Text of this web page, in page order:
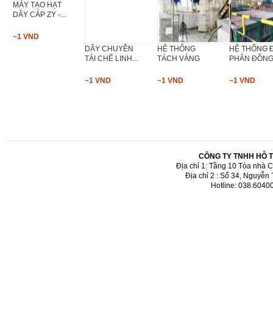
MÁY TẠO HẠT
DÂY CÁP ZY -...
~1 VND
DÂY CHUYỀN
TÁI CHẾ LINH...
~1 VND
HỆ THỐNG
TÁCH VÀNG
~1 VND
HỆ THỐNG
PHÂN
~1 VND
CÔNG TY TNHH HỖ
Địa chỉ 1: Tầng 10 Tòa nhà
Địa chỉ 2 : Số 34, Nguyễn
Hotline: